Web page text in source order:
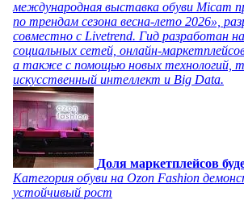
международная выставка обуви Micam
по трендам сезона весна-лето 2026»,
совместно с Livetrend. Гид разработан
социальных сетей, онлайн-
а также с помощью новых технологий,
искусственный интеллект и Big Data.
Доля маркетплейсов
Категория обуви на Ozon Fashion
устойчивый рост